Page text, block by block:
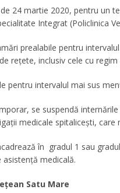
24 martie 2020, pentru un
Integrat (Policlinica
prealabile pentru
rețete, inclusiv cele cu
pentru intervalul mai sus
se suspendă
medicale spitalicești,
în gradul 1 sau
medicală.
Satu Mare